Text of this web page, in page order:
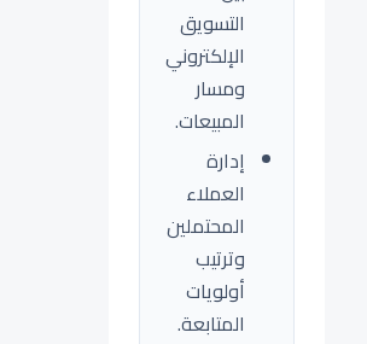
التسويق
الإلكتروني
ومسار
المبيعات.
إدارة
العملاء
المحتملين
وترتيب
أولويات
المتابعة.